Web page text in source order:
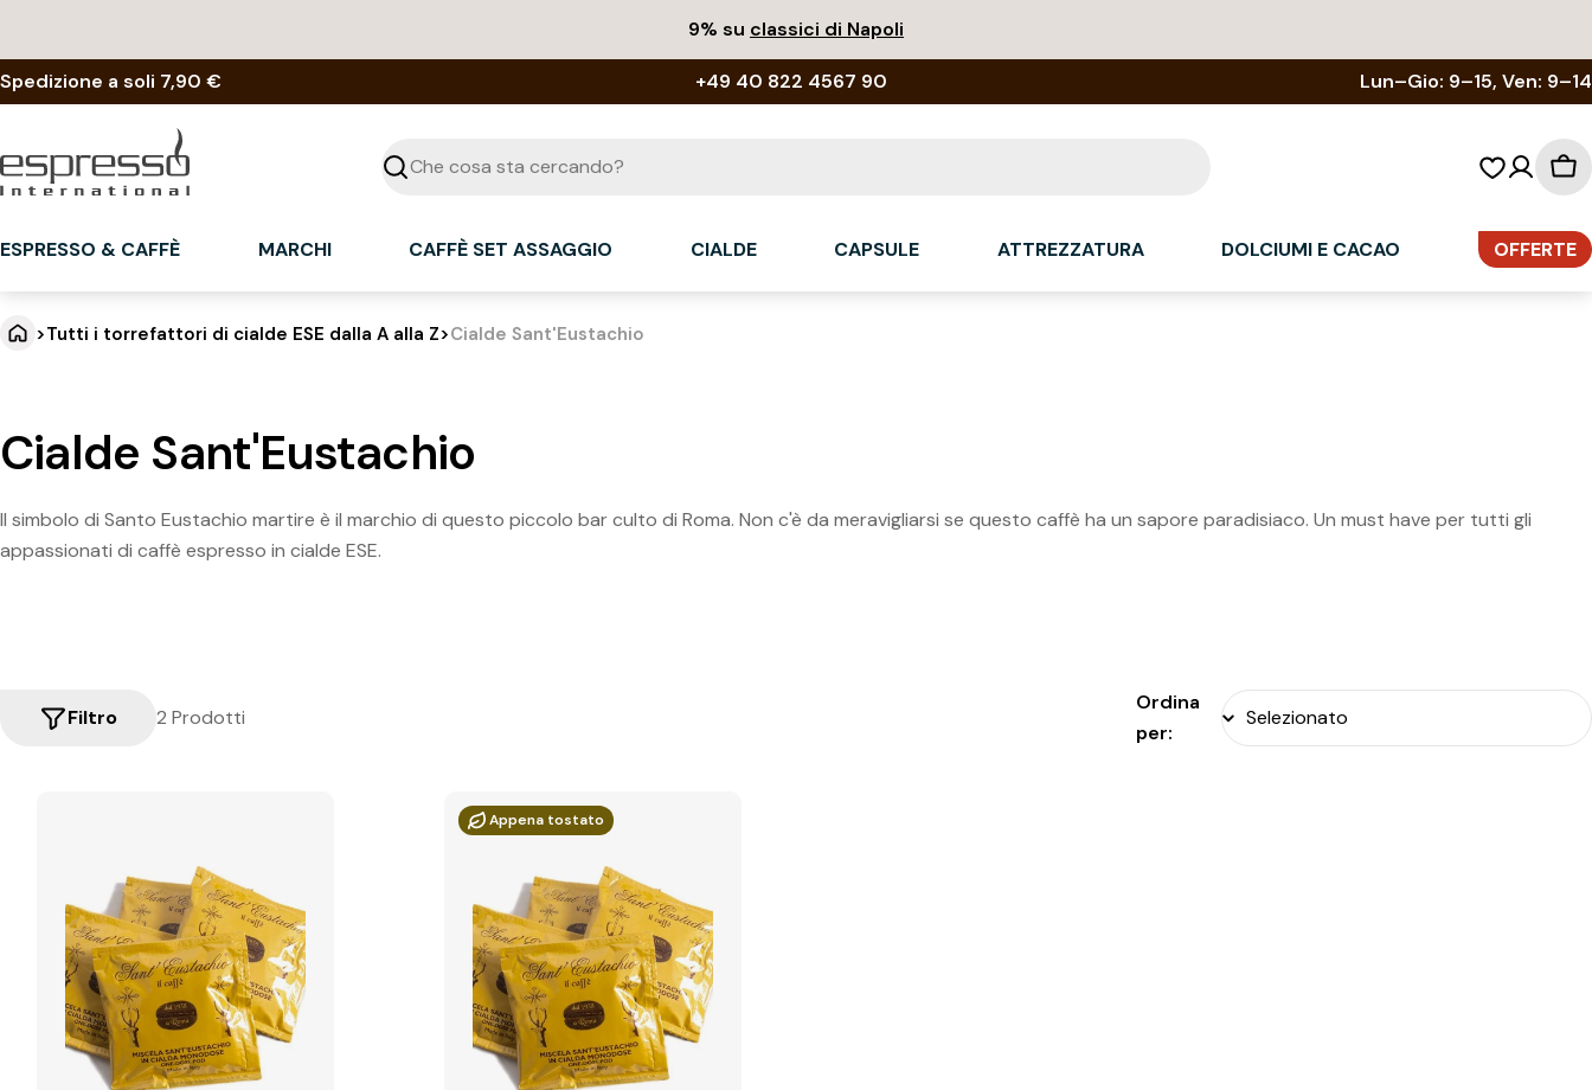
contenuto
9% su classici di Napoli
Spedizione a soli 7,90 € +49 40 822 4567 90 Lun–Gio: 9–15, Ven: 9–14
Cercare
ESPRESSO & CAFFÈ MARCHI CAFFÈ SET ASSAGGIO CIALDE CAPSULE ATTREZZATURA DOLCIUMI E CACAO OFFERTE
>Tutti i torrefattori di cialde ESE dalla A alla Z>Cialde Sant'Eustachio
Cialde Sant'Eustachio
Il simbolo di Santo Eustachio martire è il marchio di questo piccolo bar culto di Roma. Non c'è da meravigliarsi se questo caffè ha un sapore paradisiaco. Un must have per tutti gli
appassionati di caffè espresso in cialde ESE.
2 Prodotti
Filtro
Ordina
per:
Appena tostato